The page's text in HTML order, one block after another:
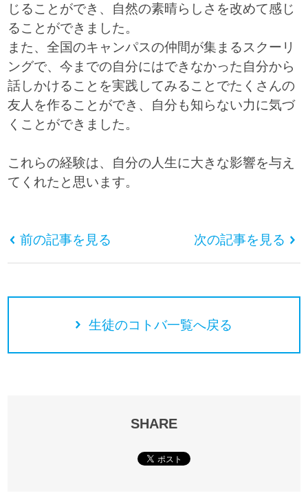
じることができ、自然の素晴らしさを改めて感じ
ることができました。
また、全国のキャンパスの仲間が集まるスクーリ
ングで、今までの自分にはできなかった自分から
話しかけることを実践してみることでたくさんの
友人を作ることができ、自分も知らない力に気づ
くことができました。
これらの経験は、自分の人生に大きな影響を与え
てくれたと思います。
前の記事を見る 次の記事を見る
生徒のコトバ一覧へ戻る
SHARE